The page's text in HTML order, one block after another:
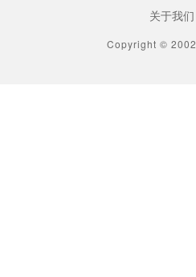
关于我们
Copyright ©